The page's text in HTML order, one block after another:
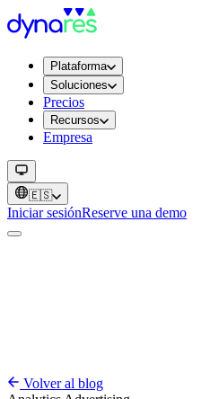
Plataforma
Soluciones
Precios
Recursos
Empresa
🇪🇸
Iniciar sesiónReserve una demo
Volver al blog